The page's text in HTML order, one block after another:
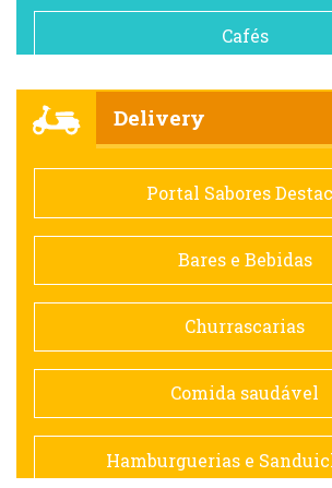
Cafés
Comida saudável
Contemporânea
Doceria
Espanhola
Francesa
Delivery
Portal Sabores
Bares e Bebidas
Churrascarias
Comida saudável
Hamburguerias e